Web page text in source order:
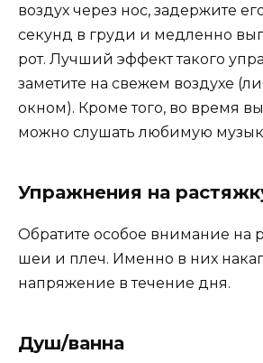
воздух через нос, задержите
секунд в груди и медленно
рот. Лучший эффект такого
заметите на свежем воздухе
окном). Кроме того, во время
можно слушать любимую
Упражнения на
Обратите особое внимание на
шеи и плеч. Именно в них
напряжение в течение дня.
Душ/ванна